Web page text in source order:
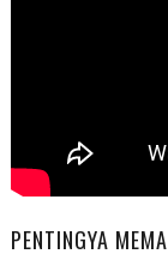
PENTINGYA